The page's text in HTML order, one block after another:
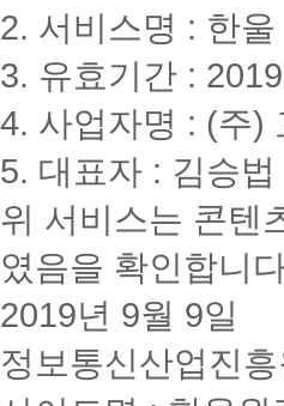
2. 서비스명 : 한
3. 유효기간 :
4. 사업자명 : (주)
5. 대표자 : 김승법
위 서비스는 콘텐
였음을 확인합니
2019년 9월 9일
정보통신산업진